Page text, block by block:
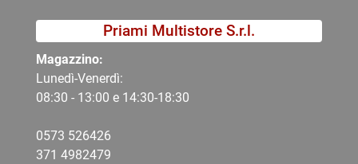
Priami Multistore S.r.l.
Magazzino:
Lunedì-Venerdì:
08:30 - 13:00 e 14:30-18:30
0573 526426
371 4982479